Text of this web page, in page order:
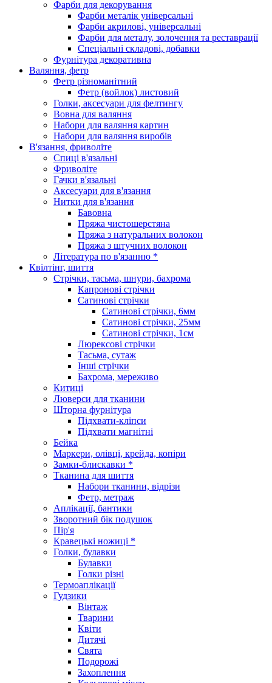
Фарби для декорування
Фарби металік універсальні
Фарби акрилові, універсальні
Фарби для металу, золочення та реставрації
Спеціальні складові, добавки
Фурнітура декоративна
Валяння, фетр
Фетр різноманітний
Фетр (войлок) листовий
Голки, аксесуари для фелтингу
Вовна для валяння
Набори для валяння картин
Набори для валяння виробів
В'язання, фриволіте
Спиці в'язальні
Фриволіте
Гачки в'язальні
Аксесуари для в'язання
Нитки для в'язання
Бавовна
Пряжа чистошерстяна
Пряжа з натуральних волокон
Пряжа з штучних волокон
Література по в'язанню *
Квілтінг, шиття
Стрічки, тасьма, шнури, бахрома
Капронові стрічки
Сатинові стрічки
Сатинові стрічки, 6мм
Сатинові стрічки, 25мм
Сатинові стрічки, 1см
Люрексові стрічки
Тасьма, сутаж
Інші стрічки
Бахрома, мереживо
Китиці
Люверси для тканини
Шторна фурнітура
Підхвати-кліпси
Підхвати магнітні
Бейка
Маркери, олівці, крейда, копіри
Замки-блискавки *
Тканина для шиття
Набори тканини, відрізи
Фетр, метраж
Аплікації, бантики
Зворотний бік подушок
Пір'я
Кравецькі ножиці *
Голки, булавки
Булавки
Голки різні
Термоаплікації
Гудзики
Вінтаж
Тварини
Квіти
Дитячі
Свята
Подорожі
Захоплення